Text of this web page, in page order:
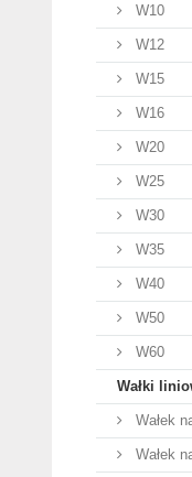
W10
W12
W15
W16
W20
W25
W30
W35
W40
W50
W60
Wałki
Wałek
Wałek